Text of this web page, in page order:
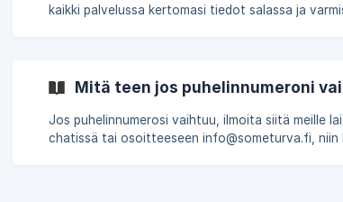
kaikki palvelussa kertomasi tiedot salassa ja
ratkaisuehdotuksemme vain ja ainoastaan sinulle.
päätät itse, näytätkö sitä muille tai nou
Mitä teen jos puhelinnumeroni
Jos puhelinnumerosi vaihtuu, ilmoita siitä meille
chatissä tai osoitteeseen info@someturva.fi, niin